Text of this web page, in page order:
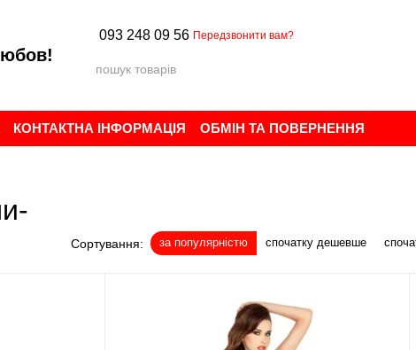
093 248 09 56 Передзвонити вам?
КОНТАКТНА ІНФОРМАЦІЯ
ОБМІН ТА ПОВЕРНЕННЯ
БРЕНДИ ВІДГУКИ ПРО МАГАЗИН
Сортування: за популярністю спочатку дешевше